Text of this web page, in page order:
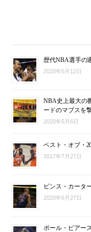
歴代NBA選手の
2020年5月12日
NBA史上最大の
ードのマブスを
2020年5月6日
ベスト・オブ・
2017年7月27日
ビンス・カータ
2020年6月27日
ポール・ピアー